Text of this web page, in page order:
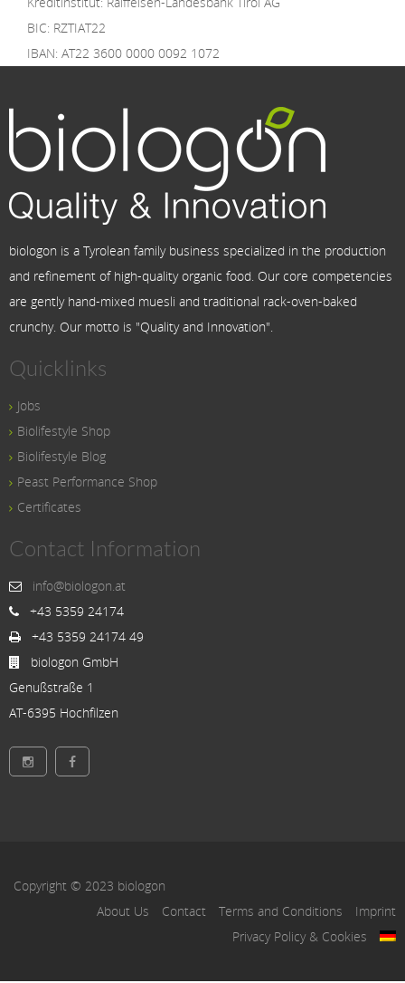
BIC: RZTIAT22
IBAN: AT22 3600 0000 0092 1072
biologon is a Tyrolean family business specialized in the production
and refinement of high-quality organic food. Our core competencies
are gently hand-mixed muesli and traditional rack-oven-baked
crunchy. Our motto is "Quality and Innovation".
Quicklinks
Jobs
Biolifestyle Shop
Biolifestyle Blog
Peast Performance Shop
Certificates
Contact Information
info@biologon.at
+43 5359 24174
+43 5359 24174 49
biologon GmbH
Genußstraße 1
AT-6395 Hochfilzen
Copyright © 2023 biologon
About Us
Contact Terms and Conditions
Imprint
Privacy Policy & Cookies